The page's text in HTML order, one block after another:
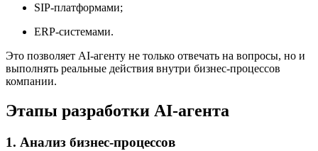
SIP-платформами;
ERP-системами.
Это позволяет AI-агенту не только отвечать на вопросы, но и
выполнять реальные действия внутри бизнес-процессов
компании.
Этапы разработки AI-агента
1. Анализ бизнес-процессов